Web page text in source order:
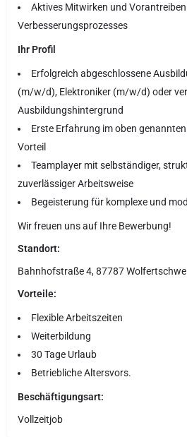
Aktives Mitwirken und
Verbesserungsprozesses
Ihr Profil
Erfolgreich abgeschlossene
(m/w/d), Elektroniker (m/w/d) oder
Ausbildungshintergrund
Erste Erfahrung im oben
Vorteil
Teamplayer mit selbständiger,
zuverlässiger Arbeitsweise
Begeisterung für komplexe und
Wir freuen uns auf Ihre Bewerbung!
Standort:
Bahnhofstraße 4, 87787
Vorteile:
Flexible Arbeitszeiten
Weiterbildung
30 Tage Urlaub
Betriebliche Altersvors.
Beschäftigungsart:
Vollzeitjob